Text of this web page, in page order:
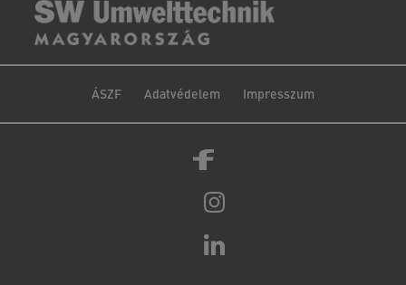
ÁSZF Adatvédelem Impresszum